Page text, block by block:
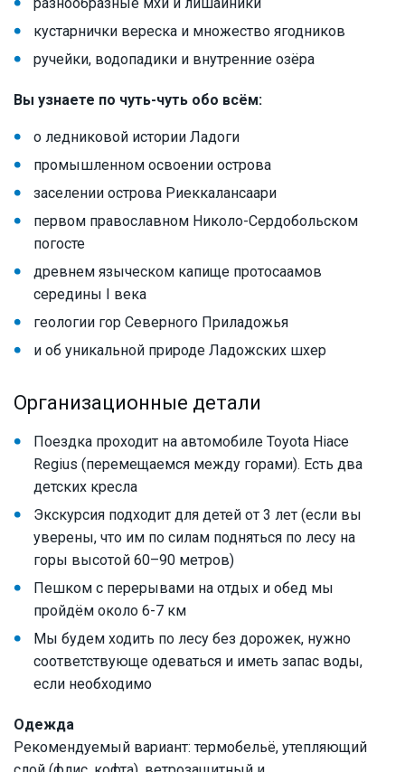
кустарнички вереска и множество ягодников
ручейки, водопадики и внутренние озёра
Вы узнаете по чуть-чуть обо всём:
о ледниковой истории Ладоги
промышленном освоении острова
заселении острова Риеккалансаари
первом православном Николо-Сердобольском
погосте
древнем языческом капище протосаамов
середины I века
геологии гор Северного Приладожья
и об уникальной природе Ладожских шхер
Организационные детали
Поездка проходит на автомобиле Toyota Hiace
Regius (перемещаемся между горами). Есть два
детских кресла
Экскурсия подходит для детей от 3 лет (если вы
уверены, что им по силам подняться по лесу на
горы высотой 60–90 метров)
Пешком с перерывами на отдых и обед мы
пройдём около 6-7 км
Мы будем ходить по лесу без дорожек, нужно
соответствующе одеваться и иметь запас воды,
если необходимо
Одежда
Рекомендуемый вариант: термобельё, утепляющий